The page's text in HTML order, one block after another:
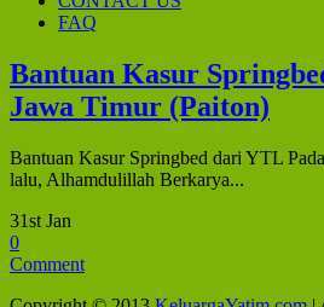
FAQ
Bantuan Kasur
Jawa Timur (Paiton)
Bantuan Kasur Springbed dari YTL
lalu, Alhamdulillah Berkarya...
31st Jan
0
Comment